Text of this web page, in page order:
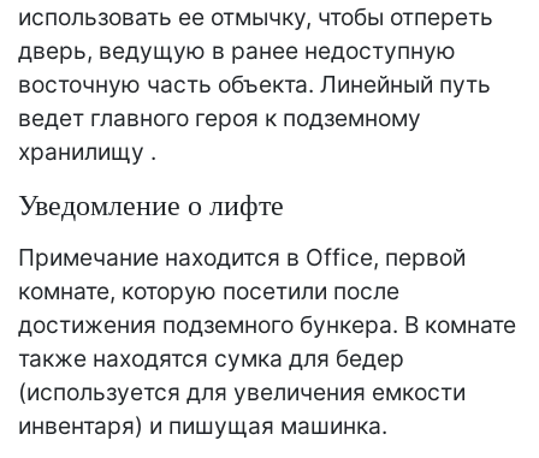
использовать ее отмычку, чтобы отпереть
дверь, ведущую в ранее недоступную
восточную часть объекта. Линейный путь
ведет главного героя к подземному
хранилищу .
Уведомление о лифте
Примечание находится в Office, первой
комнате, которую посетили после
достижения подземного бункера. В комнате
также находятся сумка для бедер
(используется для увеличения емкости
инвентаря) и пишущая машинка.